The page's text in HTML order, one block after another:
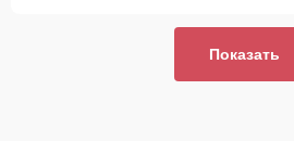
Показать